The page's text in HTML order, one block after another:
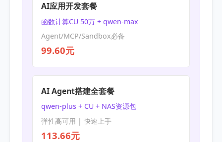
AI应用开发套餐
函数计算CU 50万 + qwen-max
Agent/MCP/Sandbox必备
99.60元
AI Agent搭建全套餐
qwen-plus + CU + NAS资源包
弹性高可用 | 快速上手
113.66元